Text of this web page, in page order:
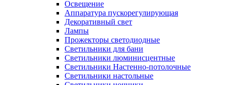
Освещение
Аппаратура пускорегулирующая
Декоративный свет
Лампы
Прожекторы светодиодные
Светильники для бани
Светильники люминисцентные
Светильники Настенно-потолочные
Светильники настольные